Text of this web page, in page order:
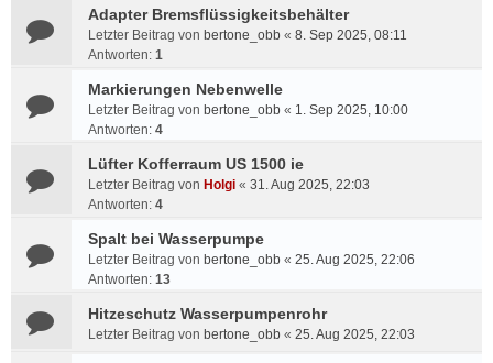
Adapter Bremsflüssigkeitsbehälter
Letzter Beitrag von bertone_obb « 8. Sep 2025, 08:11
Antworten: 1
Markierungen Nebenwelle
Letzter Beitrag von bertone_obb « 1. Sep 2025, 10:00
Antworten: 4
Lüfter Kofferraum US 1500 ie
Letzter Beitrag von Holgi « 31. Aug 2025, 22:03
Antworten: 4
Spalt bei Wasserpumpe
Letzter Beitrag von bertone_obb « 25. Aug 2025, 22:06
Antworten: 13
Hitzeschutz Wasserpumpenrohr
Letzter Beitrag von bertone_obb « 25. Aug 2025, 22:03